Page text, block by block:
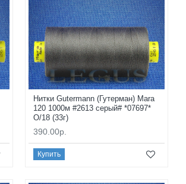
Нитки Gutermann (Гутерман) Mara
120 1000м #2613 серый# *07697*
O/18 (33г)
390.00р.
Купить